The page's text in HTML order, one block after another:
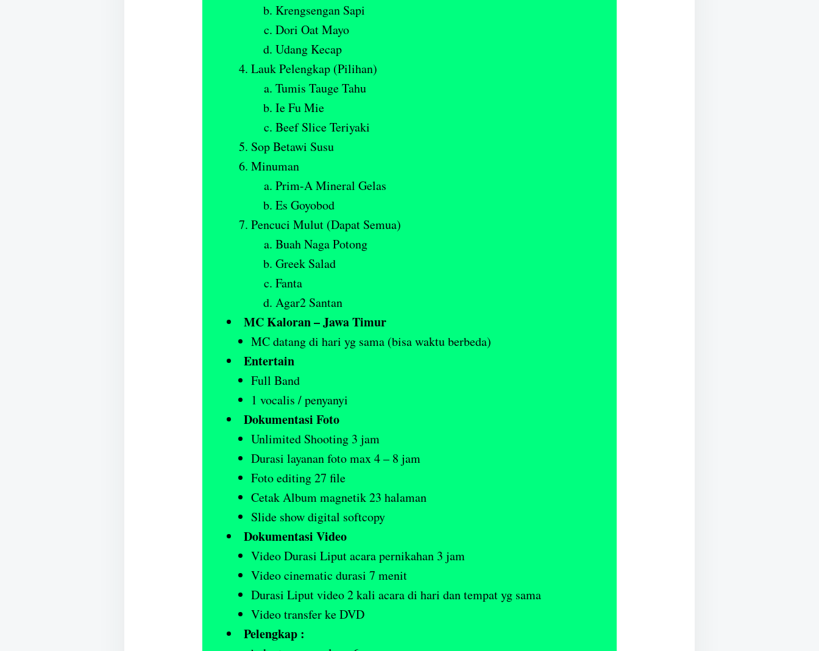
Krengsengan Sapi
Dori Oat Mayo
Udang Kecap
Lauk Pelengkap (Pilihan)
Tumis Tauge Tahu
Ie Fu Mie
Beef Slice Teriyaki
Sop Betawi Susu
Minuman
Prim-A Mineral Gelas
Es Goyobod
Pencuci Mulut (Dapat Semua)
Buah Naga Potong
Greek Salad
Fanta
Agar2 Santan
MC Kaloran – Jawa Timur
MC datang di hari yg sama (bisa waktu berbeda)
Entertain
Full Band
1 vocalis / penyanyi
Dokumentasi Foto
Unlimited Shooting 3 jam
Durasi layanan foto max 4 – 8 jam
Foto editing 27 file
Cetak Album magnetik 23 halaman
Slide show digital softcopy
Dokumentasi Video
Video Durasi Liput acara pernikahan 3 jam
Video cinematic durasi 7 menit
Durasi Liput video 2 kali acara di hari dan tempat yg sama
Video transfer ke DVD
Pelengkap :